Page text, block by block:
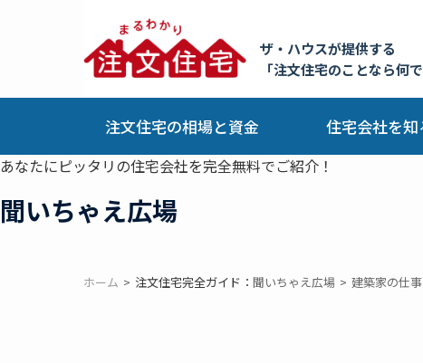
ザ・ハウスが提供する
「注文住宅のことなら何
注文住宅の相場と資金 住宅会社を知
あなたにピッタリの住宅会社を完全無料でご紹介！
聞いちゃえ広場
ホーム 注文住宅完全ガイド： 聞いちゃえ広場 建築家の仕